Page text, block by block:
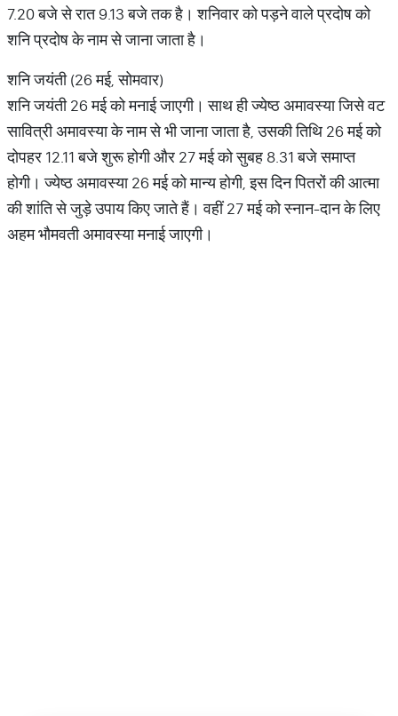
7.20 बजे से रात 9.13 बजे तक है। शनिवार को पड़ने वाले प्रदोष को
शनि प्रदोष के नाम से जाना जाता है।
शनि जयंती (26 मई, सोमवार)
शनि जयंती 26 मई को मनाई जाएगी। साथ ही ज्येष्ठ अमावस्या जिसे वट
सावित्री अमावस्या के नाम से भी जाना जाता है, उसकी तिथि 26 मई को
दोपहर 12.11 बजे शुरू होगी और 27 मई को सुबह 8.31 बजे समाप्त
होगी। ज्येष्ठ अमावस्या 26 मई को मान्य होगी, इस दिन पितरों की आत्मा
की शांति से जुड़े उपाय किए जाते हैं। वहीं 27 मई को स्नान-दान के लिए
अहम भौमवती अमावस्या मनाई जाएगी।